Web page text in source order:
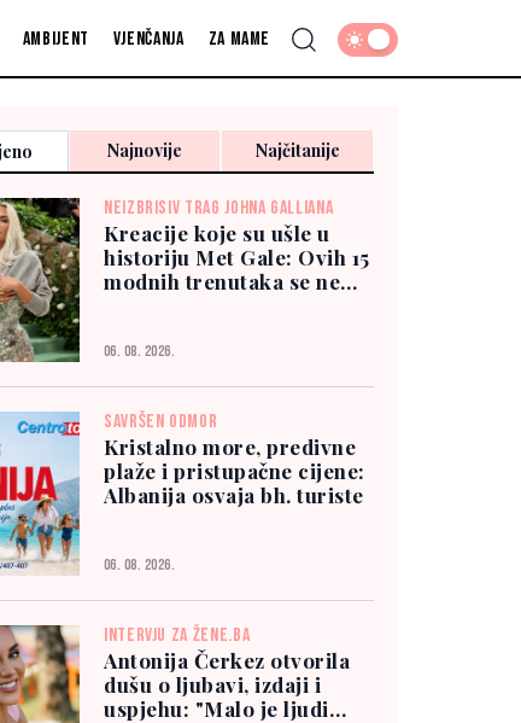
Ambijent Vjenčanja Za mame
Najnovije Najčitanije
NEIZBRISIV TRAG JOHNA GALLIANA
Kreacije koje su ušle u
historiju Met Gale: Ovih 15
modnih trenutaka se ne
06. 08. 2026.
SAVRŠEN ODMOR
Kristalno more, predivne
plaže i pristupačne cijene:
Albanija osvaja bh. turiste
06. 08. 2026.
INTERVJU ZA ŽENE.BA
Antonija Čerkez otvorila
dušu o ljubavi, izdaji i
uspjehu: "Malo je ljudi